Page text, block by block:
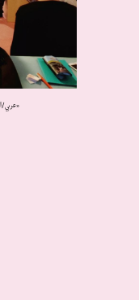
«عربي/ات» في